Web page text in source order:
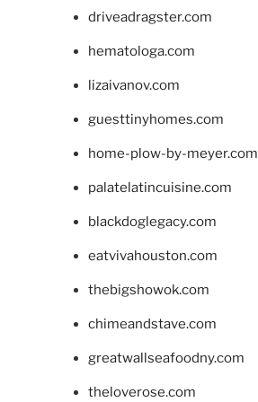
driveadragster.com
hematologa.com
lizaivanov.com
guesttinyhomes.com
home-plow-by-meyer.com
palatelatincuisine.com
blackdoglegacy.com
eatvivahouston.com
thebigshowok.com
chimeandstave.com
greatwallseafoodny.com
theloverose.com